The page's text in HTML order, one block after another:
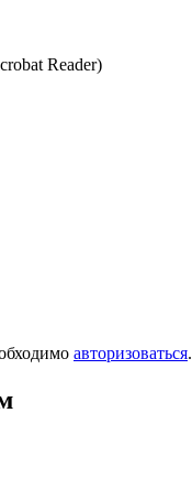
Reader)
авторизоваться.